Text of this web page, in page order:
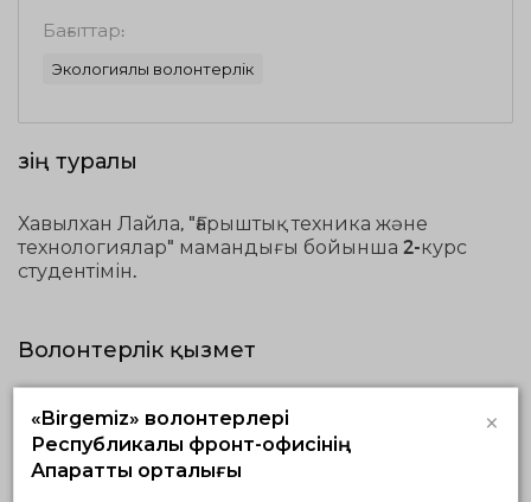
Бағыттар:
Экологиялық волонтерлік
Өзің туралы
Хавылхан Лайла, "Ғарыштық техника және
технологиялар" мамандығы бойынша 2-курс
студентімін.
Волонтерлік қызмет
Жүзеге асып
жатқандар
Жоспардағылар
Белсенді жобалар жоқ
«Birgemiz» волонтерлері
Республикалық фронт-офисінің
Ақпараттық орталығы
×